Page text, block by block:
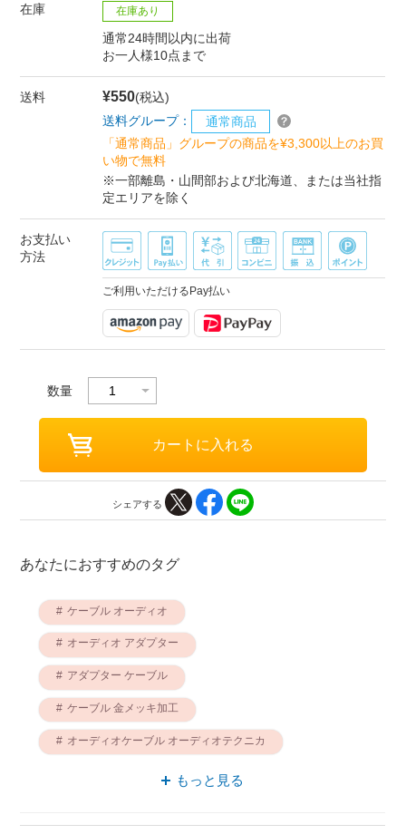
在庫 在庫あり
通常24時間以内に出荷
お一人様10点まで
送料 ¥550(税込)
送料グループ：
通常商品
「通常商品」グループの商品を¥3,300以上のお買
い物で無料
※一部離島・山間部および北海道、または当社指
定エリアを除く
お支払い
方法
ご利用いただけるPay払い
数量
シェアする
あなたにおすすめのタグ
ケーブル オーディオ
オーディオ アダプター
アダプター ケーブル
ケーブル 金メッキ加工
オーディオケーブル オーディオテクニカ
オーディオ 金メッキ加工
もっと見る